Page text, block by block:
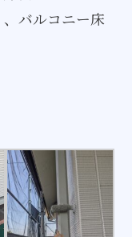
バルコニー床